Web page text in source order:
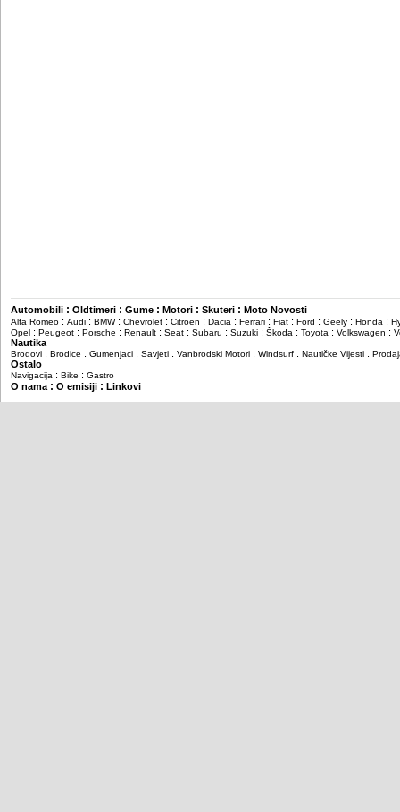
Automobili : Oldtimeri : Gume : Motori : Skuteri : Moto Novosti
Alfa Romeo : Audi : BMW: Chevrolet : Citroen : Dacia : Ferrari : Fiat : Ford : Geely : Honda :
Opel : Peugeot : Porsche : Renault : Seat : Subaru : Suzuki : Škoda : Toyota : Volkswagen :
Nautika
Brodovi : Brodice : Gumenjaci : Savjeti : Vanbrodski Motori : Windsurf : Nautičke Vijesti :
Ostalo
Navigacija : Bike : Gastro
O nama: O emisiji : Linkovi